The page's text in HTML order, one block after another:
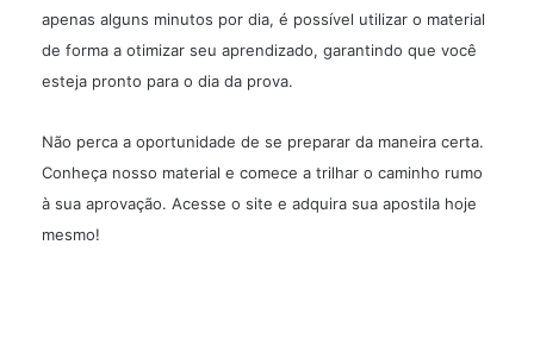
apenas alguns minutos por dia, é possível utilizar o material
de forma a otimizar seu aprendizado, garantindo que você
esteja pronto para o dia da prova.
Não perca a oportunidade de se preparar da maneira certa.
Conheça nosso material e comece a trilhar o caminho rumo
à sua aprovação. Acesse o site e adquira sua apostila hoje
mesmo!